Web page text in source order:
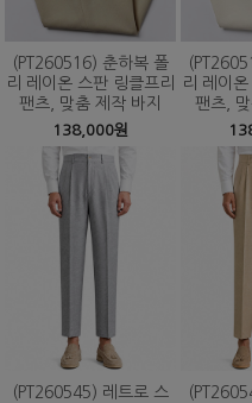
(PT260516) 춘하복 폴
리 레이온 스판 링클프리
팬츠, 맞춤 제작 바지
138,000원
리 레이
팬츠,
(PT260545) 레트로 스